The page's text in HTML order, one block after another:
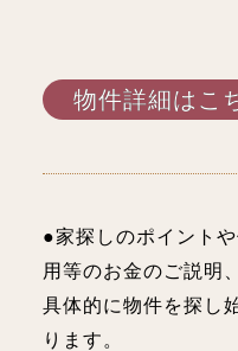
物件詳細はこ
●家探しのポイント
用等のお金のご説明
具体的に物件を探し
ります。